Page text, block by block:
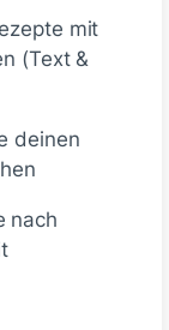
mit
(Text &
deinen
nach